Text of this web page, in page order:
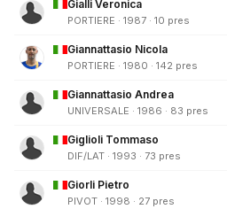
Gialli Veronica
PORTIERE · 1987 · 10 pres
Giannattasio Nicola
PORTIERE · 1980 · 142 pres
Giannattasio Andrea
UNIVERSALE · 1986 · 83 pres
Giglioli Tommaso
DIF/LAT · 1993 · 73 pres
Giorli Pietro
PIVOT · 1998 · 27 pres